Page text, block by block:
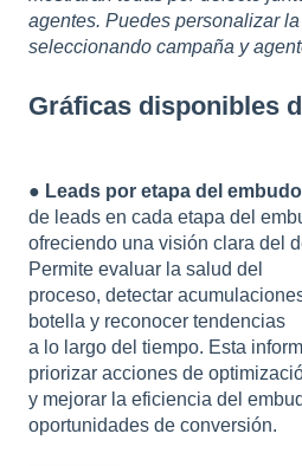
agentes. Puedes personalizar
seleccionando campaña y
Gráficas disponibles
● Leads por etapa del
de leads en cada etapa del
ofreciendo una visión clara del
Permite evaluar la salud del
proceso, detectar
botella y reconocer tendencias
a lo largo del tiempo. Esta
priorizar acciones de
y mejorar la eficiencia del
oportunidades de conversión.